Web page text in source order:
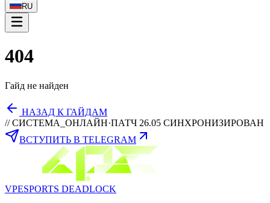
RU
404
Гайд не найден
НАЗАД К ГАЙДАМ
// СИСТЕМА_ОНЛАЙН·ПАТЧ 26.05 СИНХРОНИЗИРОВАН
ВСТУПИТЬ В TELEGRAM
VPESPORTS DEADLOCK